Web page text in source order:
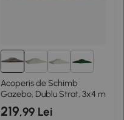
2+
Acoperis de Schimb
Gazebo, Dublu Strat, 3x4 m
219,99 Lei